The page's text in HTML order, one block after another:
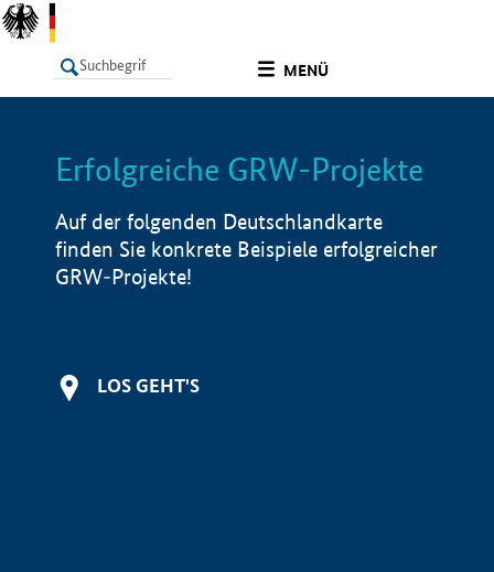
MENÜ
LISTE Info
Erfolgreiche GRW-Projekte
Auf der folgenden Deutschlandkarte
finden Sie konkrete Beispiele erfolgreicher
GRW-Projekte!
LOS GEHT'S